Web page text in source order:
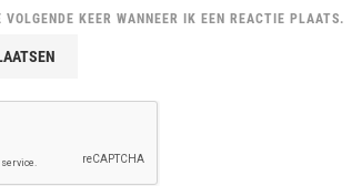
KEER WANNEER IK EEN REACTIE PLAATS.